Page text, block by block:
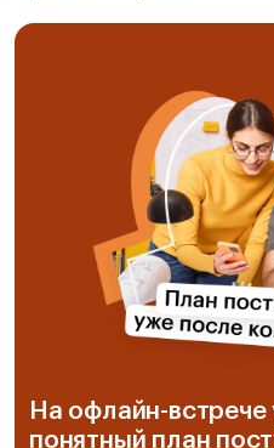
На офлайн-встрече
понятный план